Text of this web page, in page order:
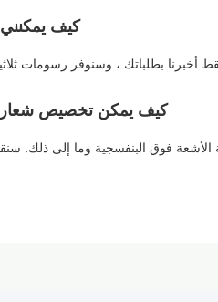
كيف
كيف يمكن تخصيص شعار
فوق البنفسجية وما إلى ذلك.